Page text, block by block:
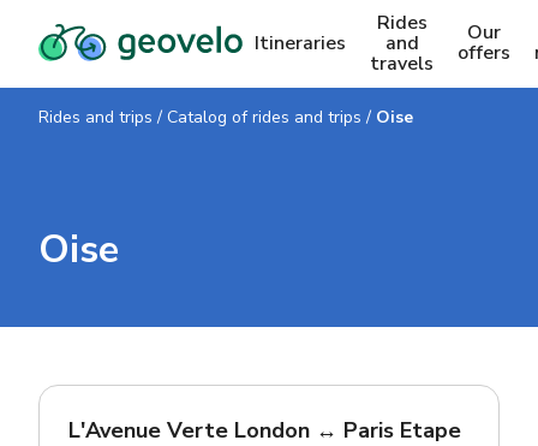
Itineraries
Rides
and
travels
Our
offers
Rides and trips / Catalog of rides and trips / Oise
Oise
L'Avenue Verte London ↔ Paris Etape